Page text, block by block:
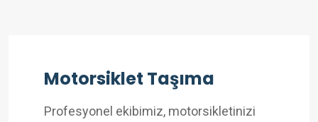
Motorsiklet Taşıma
Profesyonel ekibimiz, motorsikletinizi